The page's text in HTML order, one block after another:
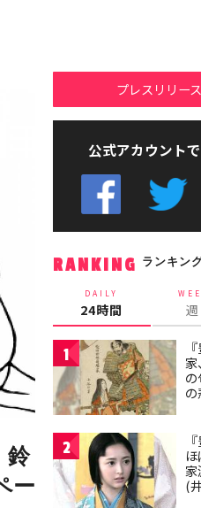
鈴
ー
プレスリリー
公式アカウント
RANKING ランキン
DAILY
24時間
1
の
2
(